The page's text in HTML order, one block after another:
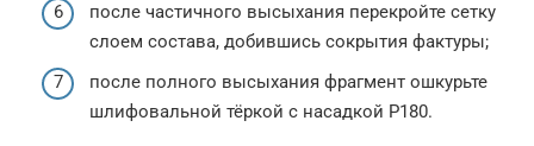
после частичного высыхания перекройте сетку
слоем состава, добившись сокрытия фактуры;
после полного высыхания фрагмент ошкурьте
шлифовальной тёркой с насадкой Р180.